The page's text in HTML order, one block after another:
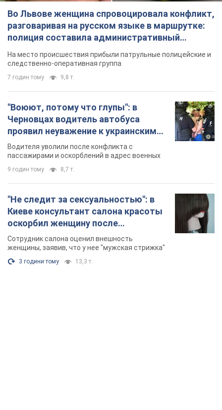
Во Львове женщина спровоцировала конфликт,
разговаривая на русском языке в маршрутке:
полиция составила административный
протокол. Видео
На место происшествия прибыли патрульные полицейские и
следственно-оперативная группа
7 годин тому 9,8 т.
"Воюют, потому что глупы": в
Черновцах водитель автобуса
проявил неуважение к украинским
военным и поплатился за это.
Видео
Водителя уволили после конфликта с
пассажирами и оскорблений в адрес военных
9 годин тому 8,7 т.
"Не следит за сексуальностью": в
Киеве консультант салона красоты
оскорбил женщину после
химиотерапии, разгорелся скандал.
Фото
Сотрудник салона оценил внешность
женщины, заявив, что у нее "мужская стрижка"
3 години тому 13,3 т.